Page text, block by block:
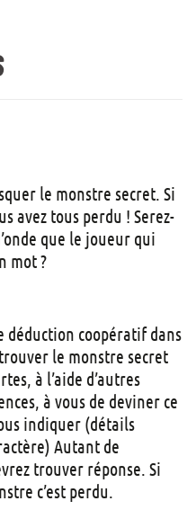
le monstre secret. Si
avez tous perdu ! Serez-
que le joueur qui
mot ?
déduction coopératif dans
le monstre secret
à l’aide d’autres
à vous de deviner ce
indiquer (détails
Autant de
trouver réponse. Si
c’est perdu.